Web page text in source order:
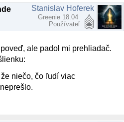
Stanislav Hoferek
Greenie 18.04
Používateľ
ale padol mi prehliadač.
niečo, čo ľudí viac